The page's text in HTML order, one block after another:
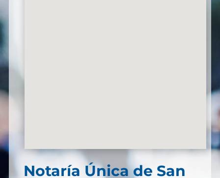
Notaría Única de San